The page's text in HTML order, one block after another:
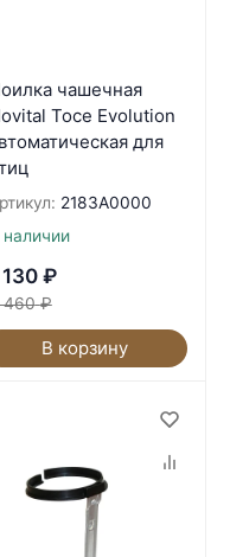
чашечная
Toce Evolution
для
2183A0000
наличии
130 ₽
460 ₽
В корзину